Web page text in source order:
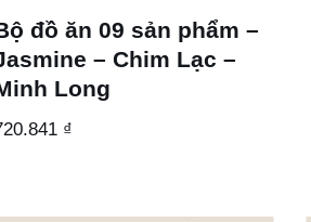
đồ ăn 09 sản phẩm –
– Chim Lạc –
Long
₫